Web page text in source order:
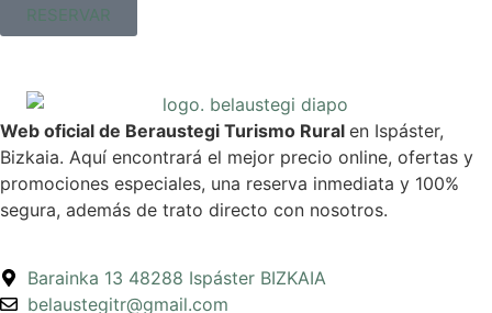
RESERVAR
Web oficial de Beraustegi Turismo Rural en Ispáster,
Bizkaia. Aquí encontrará el mejor precio online, ofertas y
promociones especiales, una reserva inmediata y 100%
segura, además de trato directo con nosotros.
Barainka 13 48288 Ispáster BIZKAIA
belaustegitr@gmail.com